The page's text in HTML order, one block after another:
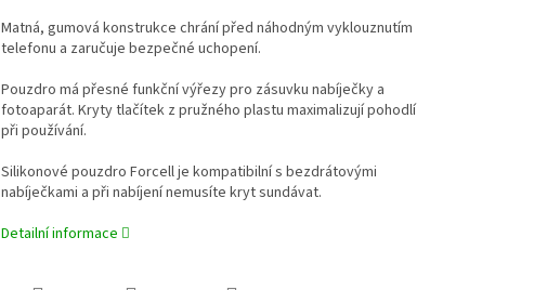
Matná, gumová konstrukce chrání před náhodným vyklouznutím
telefonu a zaručuje bezpečné uchopení.
Pouzdro má přesné funkční výřezy pro zásuvku nabíječky a
fotoaparát. Kryty tlačítek z pružného plastu maximalizují pohodlí
při používání.
Silikonové pouzdro Forcell je kompatibilní s bezdrátovými
nabíječkami a při nabíjení nemusíte kryt sundávat.
Detailní informace